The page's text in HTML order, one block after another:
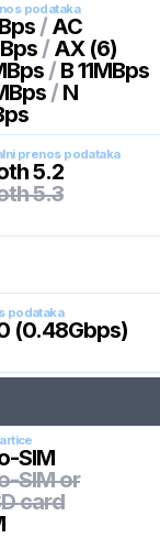
podataka
/ AC
/ AX (6)
/ B 11MBps
/ N
prenos podataka
5.2
5.3
podataka
(0.48Gbps)
SIM
SIM or
card